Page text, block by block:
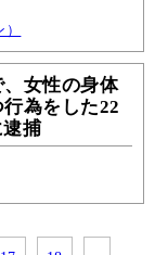
女性の身体
為をした22
逮捕